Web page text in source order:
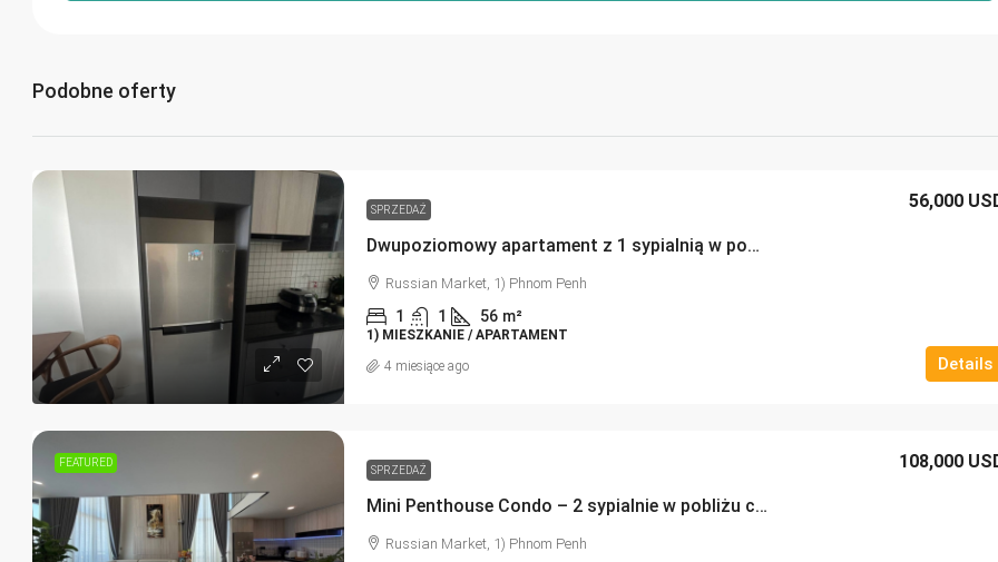
Podobne oferty
SPRZEDAŻ
Dwupoziomowy apartament z 1 sypialnią w pobliżu centrum handlowego Chip Mong 271
56,000
Russian Market, 1) Phnom Penh
1 1 56 m²
1) MIESZKANIE / APARTAMENT
Details
4 miesiące ago
FEATURED
SPRZEDAŻ
Mini Penthouse Condo – 2 sypialnie w pobliżu centrum handlowego Chip Mong 271 Mega Mall
108,000
Russian Market, 1) Phnom Penh